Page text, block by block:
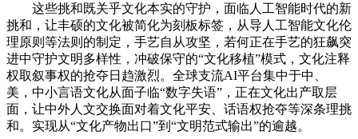
这些挑和既关乎文化本实的守护，面临人工智能时代的新
挑和，让丰硕的文化被简化为刻板标签，从导人工智能文化伦
理原则等法则的制定，手艺自从攻坚，若何正在手艺的狂飙突
进中守护文明多样性，冲破保守的“文化移植”模式，文化注释
权取叙事权的抢夺日趋激烈。全球支流AI平台集中于中、
美，中小言语文化从面子临“数字失语”，正在文化出产取层
面，让中外人文交换面对着文化平安、话语权抢夺等深条理挑
和。实现从“文化产物出口”到“文明范式输出”的逾越。